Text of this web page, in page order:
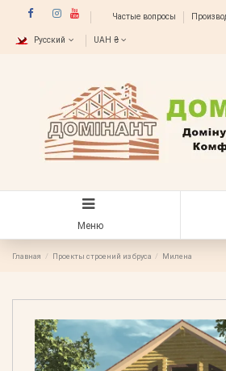
Частые вопросы
Русский UAH ₴
Меню
Главная Проекты строений из бруса Милена